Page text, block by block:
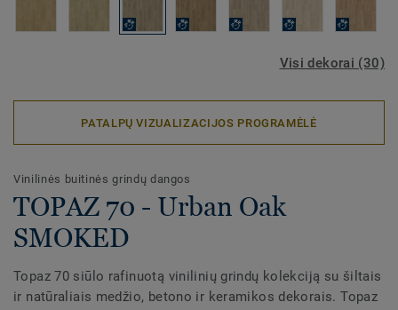
Visi dekorai (30)
PATALPŲ VIZUALIZACIJOS PROGRAMĖLĖ
Vinilinės buitinės grindų dangos
TOPAZ 70 - Urban Oak
SMOKED
Topaz 70 siūlo rafinuotą vinilinių grindų kolekciją su šiltais
ir natūraliais medžio, betono ir keramikos dekorais. Topaz